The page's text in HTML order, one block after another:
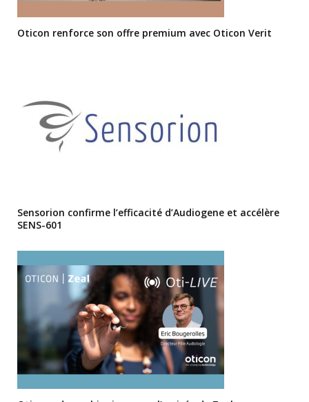
Oticon renforce son offre premium avec Oticon Verit
Sensorion confirme l’efficacité d’Audiogene et accélère
SENS-601